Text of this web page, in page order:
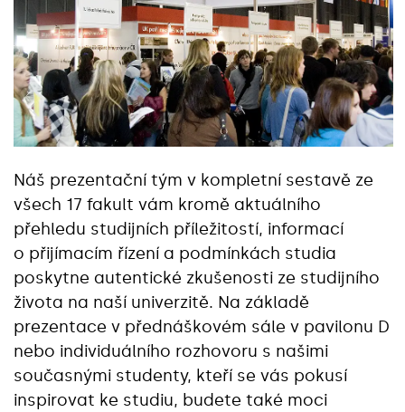
Náš prezentační tým v kompletní sestavě ze
všech 17 fakult vám kromě aktuálního
přehledu studijních příležitostí, informací
o přijímacím řízení a podmínkách studia
poskytne autentické zkušenosti ze studijního
života na naší univerzitě. Na základě
prezentace v přednáškovém sále v pavilonu D
nebo individuálního rozhovoru s našimi
současnými studenty, kteří se vás pokusí
inspirovat ke studiu, budete také moci